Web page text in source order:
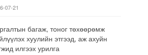
07-21
багаж, тоног төхөөрөмж
хуулийн этгээд, аж ахуйн
илгээх урилга